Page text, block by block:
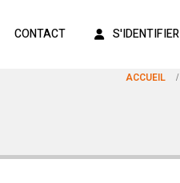
CONTACT S'IDENTIFIER
ACCUEIL